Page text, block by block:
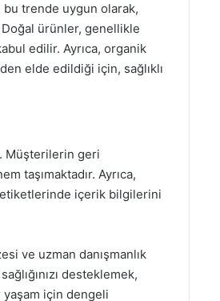
bu trende uygun olarak,
ürünler, genellikle
edilir. Ayrıca, organik
elde edildiği için, sağlıklı
Müşterilerin geri
taşımaktadır. Ayrıca,
içerik bilgilerini
ve uzman danışmanlık
desteklemek,
yaşam için dengeli